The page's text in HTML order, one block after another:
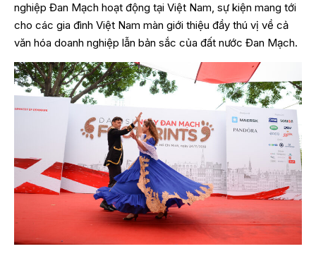
nghiệp Đan Mạch hoạt động tại Việt Nam, sự kiện mang tới
cho các gia đình Việt Nam màn giới thiệu đầy thú vị về cả
văn hóa doanh nghiệp lẫn bản sắc của đất nước Đan Mạch.